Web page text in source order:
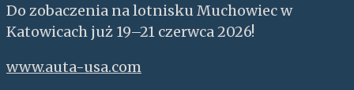
Do zobaczenia na lotnisku Muchowiec w
Katowicach już 19–21 czerwca 2026!
www.auta-usa.com